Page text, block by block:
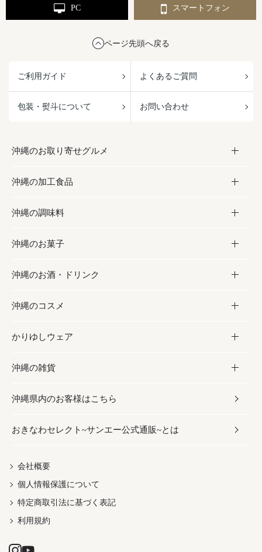
PC スマートフォン
ページ先頭へ戻る
ご利用ガイド よくあるご質問
包装・熨斗について お問い合わせ
沖縄のお取り寄せグルメ
お取り寄せグルメ
フルーツ・野菜
お肉
海産物
沖縄の加工食品
加工食品
缶詰／パウチ
沖縄料理
沖縄そば／乾麺
レトルト食品
乾物／粉類
沖縄の調味料
調味料
砂糖／黒砂糖
塩
お酢／ドレッシング
しょうゆ
みそ
だし／スパイス／島唐辛子
沖縄のお菓子
お菓子
黒糖
ちんすこう
伝統菓子
スナック
おつまみ
紅芋
沖縄のお酒・ドリンク
お酒・ドリンク
泡盛
ビール・チューハイ
ワイン・ウィスキー・カクテル
ドリンク
茶葉
沖縄のコスメ
コスメ
スキンケア
ボディケア
ヘアケア
UVケア
かりゆしウェア
かりゆしウェア
メンズ
レディース
沖縄の雑貨
雑貨
沖縄ファッション
伝統工芸品
沖縄県内のお客様はこちら
おきなわセレクト~サンエー公式通販~とは
会社概要
個人情報保護について
特定商取引法に基づく表記
利用規約